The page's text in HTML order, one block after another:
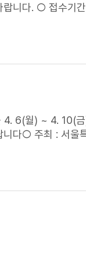
랍니다. ○ 접수
신망분배기술은 만 25세
방법 : 마이스터
여 첨부파일 참
4. 6(월) ~ 4. 10(
다​○ 주최 : 서울